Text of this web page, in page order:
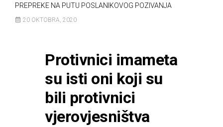
PREPREKE NA PUTU POSLANIKOVOG POZIVANJA
20 OKTOBRA, 2020
Protivnici imameta
su isti oni koji su
bili protivnici
vjerovjesništva